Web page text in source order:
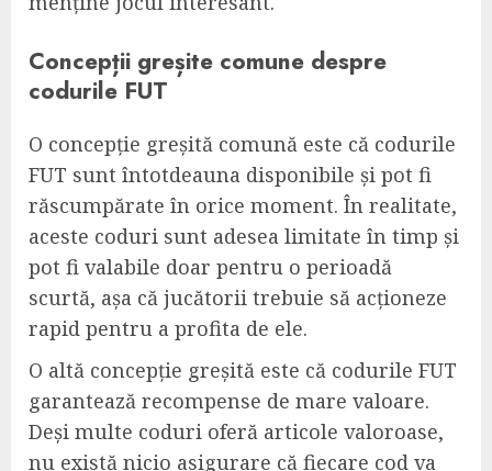
Concepții greșite comune despre
codurile FUT
O concepție greșită comună este că codurile
FUT sunt întotdeauna disponibile și pot fi
răscumpărate în orice moment. În realitate,
aceste coduri sunt adesea limitate în timp și
pot fi valabile doar pentru o perioadă
scurtă, așa că jucătorii trebuie să acționeze
rapid pentru a profita de ele.
O altă concepție greșită este că codurile FUT
garantează recompense de mare valoare.
Deși multe coduri oferă articole valoroase,
nu există nicio asigurare că fiecare cod va